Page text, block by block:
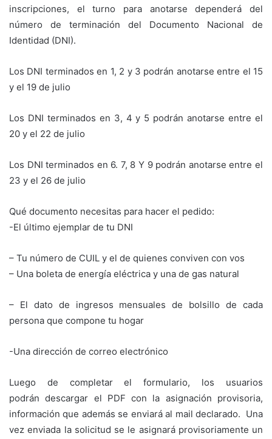
inscripciones, el turno para anotarse dependerá del
número de terminación del Documento Nacional de
Identidad (DNI).
Los DNI terminados en 1, 2 y 3 podrán anotarse entre el 15
y el 19 de julio
Los DNI terminados en 3, 4 y 5 podrán anotarse entre el
20 y el 22 de julio
Los DNI terminados en 6. 7, 8 Y 9 podrán anotarse entre el
23 y el 26 de julio
Qué documento necesitas para hacer el pedido:
-El último ejemplar de tu DNI
– Tu número de CUIL y el de quienes conviven con vos
– Una boleta de energía eléctrica y una de gas natural
– El dato de ingresos mensuales de bolsillo de cada
persona que compone tu hogar
-Una dirección de correo electrónico
Luego de completar el formulario, los usuarios
podrán descargar el PDF con la asignación provisoria,
información que además se enviará al mail declarado. Una
vez enviada la solicitud se le asignará provisoriamente un